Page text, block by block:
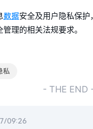
数据安全及用户隐私保护
理的相关法规要求。
私
- THE END
09:26